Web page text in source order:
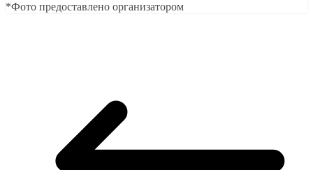
*Фото предоставлено организатором